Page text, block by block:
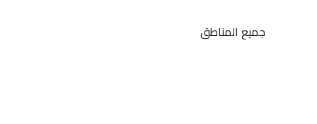
جميع المناطق